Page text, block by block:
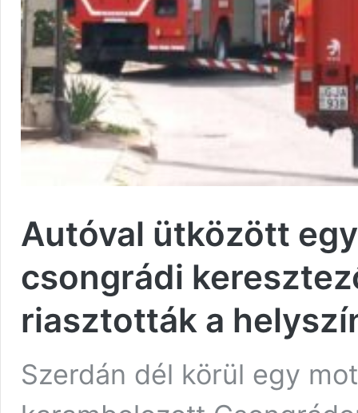
Autóval ütközött
csongrádi
riasztották a
Szerdán dél körül egy